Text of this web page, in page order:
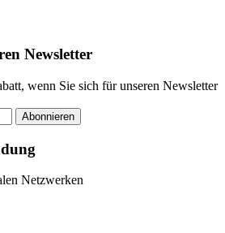
Newsletter
wenn Sie sich für unseren Newsletter
Abonnieren
Netzwerken